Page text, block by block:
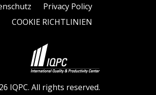
Privacy Policy
COOKIE RICHTLINIEN
IQPC. All rights reserved.